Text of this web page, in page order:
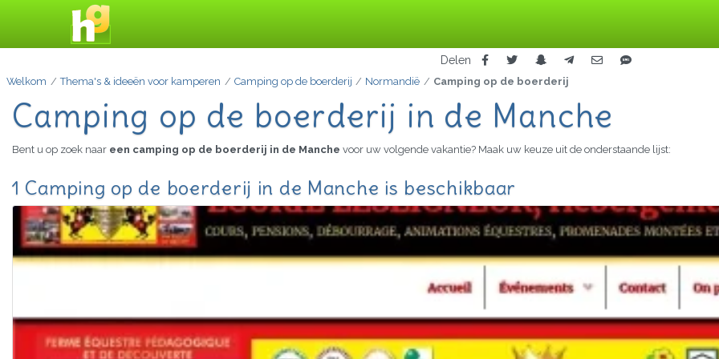
Delen
Welkom Thema's & ideeën voor kamperen Camping op de boerderij Normandië Camping op de boerderij
Camping op de boerderij in de Manche
Bent u op zoek naar een camping op de boerderij in de Manche voor uw volgende vakantie? Maak uw keuze uit de onderstaande lijst:
1 Camping op de boerderij in de Manche is beschikbaar